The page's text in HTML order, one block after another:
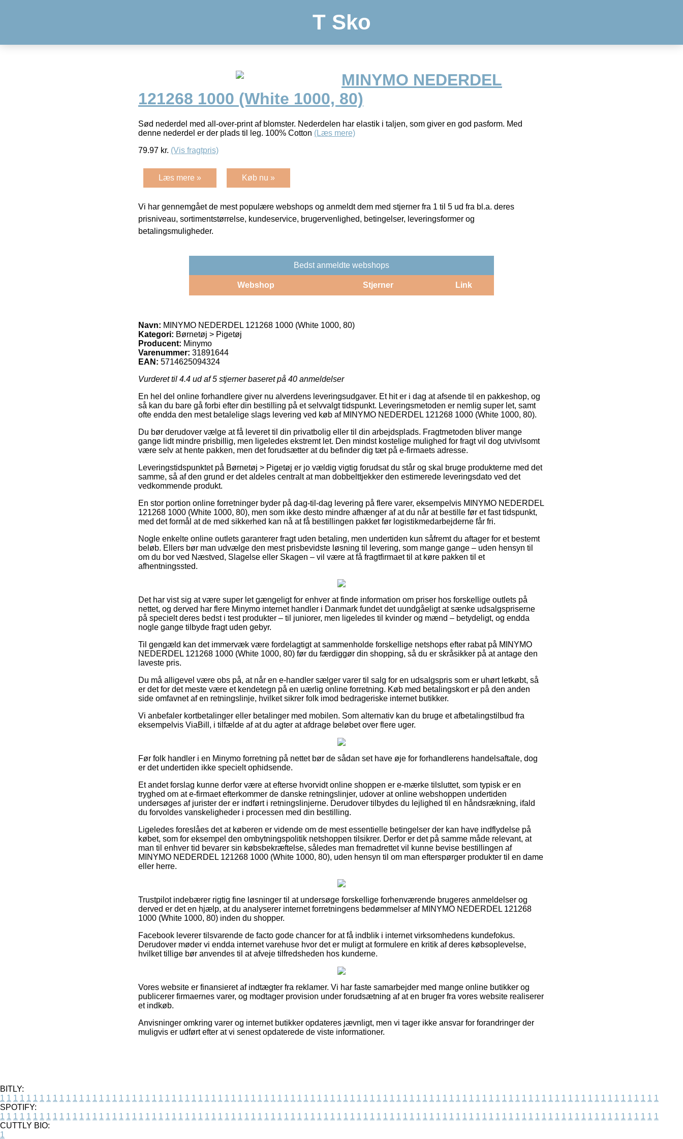
T Sko
MINYMO NEDERDEL
121268 1000 (White 1000, 80)
Sød nederdel med all-over-print af blomster. Nederdelen har elastik i taljen, som giver en god pasform. Med
denne nederdel er der plads til leg. 100% Cotton (Læs mere)
79.97 kr. (Vis fragtpris)
Læs mere » Køb nu »
Vi har gennemgået de mest populære webshops og anmeldt dem med stjerner fra 1 til 5 ud fra bl.a. deres
prisniveau, sortimentstørrelse, kundeservice, brugervenlighed, betingelser, leveringsformer og
betalingsmuligheder.
Bedst anmeldte webshops
Webshop Stjerner Link
Navn: MINYMO NEDERDEL 121268 1000 (White 1000, 80)
Kategori: Børnetøj > Pigetøj
Producent: Minymo
Varenummer: 31891644
EAN: 5714625094324
Vurderet til 4.4 ud af 5 stjerner baseret på 40 anmeldelser
En hel del online forhandlere giver nu alverdens leveringsudgaver. Et hit er i dag at afsende til en pakkeshop, og
så kan du bare gå forbi efter din bestilling på et selvvalgt tidspunkt. Leveringsmetoden er nemlig super let, samt
ofte endda den mest betalelige slags levering ved køb af MINYMO NEDERDEL 121268 1000 (White 1000, 80).
Du bør derudover vælge at få leveret til din privatbolig eller til din arbejdsplads. Fragtmetoden bliver mange
gange lidt mindre prisbillig, men ligeledes ekstremt let. Den mindst kostelige mulighed for fragt vil dog utvivlsomt
være selv at hente pakken, men det forudsætter at du befinder dig tæt på e-firmaets adresse.
Leveringstidspunktet på Børnetøj > Pigetøj er jo vældig vigtig forudsat du står og skal bruge produkterne med det
samme, så af den grund er det aldeles centralt at man dobbelttjekker den estimerede leveringsdato ved det
vedkommende produkt.
En stor portion online forretninger byder på dag-til-dag levering på flere varer, eksempelvis MINYMO NEDERDEL
121268 1000 (White 1000, 80), men som ikke desto mindre afhænger af at du når at bestille før et fast tidspunkt,
med det formål at de med sikkerhed kan nå at få bestillingen pakket før logistikmedarbejderne får fri.
Nogle enkelte online outlets garanterer fragt uden betaling, men undertiden kun såfremt du aftager for et bestemt
beløb. Ellers bør man udvælge den mest prisbevidste løsning til levering, som mange gange – uden hensyn til
om du bor ved Næstved, Slagelse eller Skagen – vil være at få fragtfirmaet til at køre pakken til et
afhentningssted.
Det har vist sig at være super let gængeligt for enhver at finde information om priser hos forskellige outlets på
nettet, og derved har flere Minymo internet handler i Danmark fundet det uundgåeligt at sænke udsalgspriserne
på specielt deres bedst i test produkter – til juniorer, men ligeledes til kvinder og mænd – betydeligt, og endda
nogle gange tilbyde fragt uden gebyr.
Til gengæld kan det immervæk være fordelagtigt at sammenholde forskellige netshops efter rabat på MINYMO
NEDERDEL 121268 1000 (White 1000, 80) før du færdiggør din shopping, så du er skråsikker på at antage den
laveste pris.
Du må alligevel være obs på, at når en e-handler sælger varer til salg for en udsalgspris som er uhørt letkøbt, så
er det for det meste være et kendetegn på en uærlig online forretning. Køb med betalingskort er på den anden
side omfavnet af en retningslinje, hvilket sikrer folk imod bedrageriske internet butikker.
Vi anbefaler kortbetalinger eller betalinger med mobilen. Som alternativ kan du bruge et afbetalingstilbud fra
eksempelvis ViaBill, i tilfælde af at du agter at afdrage beløbet over flere uger.
Før folk handler i en Minymo forretning på nettet bør de sådan set have øje for forhandlerens handelsaftale, dog
er det undertiden ikke specielt ophidsende.
Et andet forslag kunne derfor være at efterse hvorvidt online shoppen er e-mærke tilsluttet, som typisk er en
tryghed om at e-firmaet efterkommer de danske retningslinjer, udover at online webshoppen undertiden
undersøges af jurister der er indført i retningslinjerne. Derudover tilbydes du lejlighed til en håndsrækning, ifald
du forvoldes vanskeligheder i processen med din bestilling.
Ligeledes foreslåes det at køberen er vidende om de mest essentielle betingelser der kan have indflydelse på
købet, som for eksempel den ombytningspolitik netshoppen tilsikrer. Derfor er det på samme måde relevant, at
man til enhver tid bevarer sin købsbekræftelse, således man fremadrettet vil kunne bevise bestillingen af
MINYMO NEDERDEL 121268 1000 (White 1000, 80), uden hensyn til om man efterspørger produkter til en dame
eller herre.
Trustpilot indebærer rigtig fine løsninger til at undersøge forskellige forhenværende brugeres anmeldelser og
derved er det en hjælp, at du analyserer internet forretningens bedømmelser af MINYMO NEDERDEL 121268
1000 (White 1000, 80) inden du shopper.
Facebook leverer tilsvarende de facto gode chancer for at få indblik i internet virksomhedens kundefokus.
Derudover møder vi endda internet varehuse hvor det er muligt at formulere en kritik af deres købsoplevelse,
hvilket tillige bør anvendes til at afveje tilfredsheden hos kunderne.
Vores website er finansieret af indtægter fra reklamer. Vi har faste samarbejder med mange online butikker og
publicerer firmaernes varer, og modtager provision under forudsætning af at en bruger fra vores website realiserer
et indkøb.
Anvisninger omkring varer og internet butikker opdateres jævnligt, men vi tager ikke ansvar for forandringer der
muligvis er udført efter at vi senest opdaterede de viste informationer.
BITLY:
1 1 1 1 1 1 1 1 1 1 1 1 1 1 1 1 1 1 1 1 1 1 1 1 1 1 1 1 1 1 1 1 1 1 1 1 1 1 1 1 1 1 1 1 1 1 1 1 1 1 1 1 1 1 1 1 1 1 1 1 1 1 1 1 1 1 1 1 1 1 1 1 1 1 1 1 1 1 1 1 1 1 1 1 1 1 1 1 1 1 1 1 1 1 1 1 1 1 1 1
SPOTIFY:
1 1 1 1 1 1 1 1 1 1 1 1 1 1 1 1 1 1 1 1 1 1 1 1 1 1 1 1 1 1 1 1 1 1 1 1 1 1 1 1 1 1 1 1 1 1 1 1 1 1 1 1 1 1 1 1 1 1 1 1 1 1 1 1 1 1 1 1 1 1 1 1 1 1 1 1 1 1 1 1 1 1 1 1 1 1 1 1 1 1 1 1 1 1 1 1 1 1 1 1
CUTTLY BIO:
1